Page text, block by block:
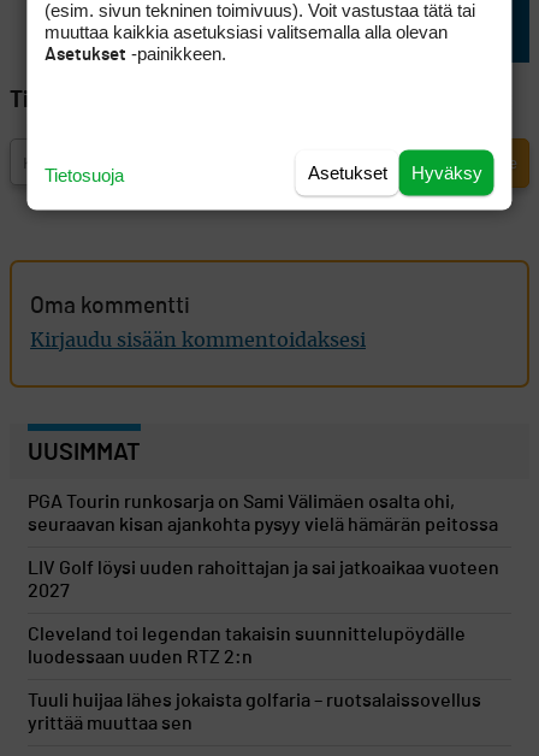
Tourin kisassa
Himmerlandissa
Tilaa Golfpisteen uutiskirje
Oma kommentti
Kirjaudu sisään kommentoidaksesi
UUSIMMAT
PGA Tourin runkosarja on Sami Välimäen osalta ohi,
seuraavan kisan ajankohta pysyy vielä hämärän peitossa
LIV Golf löysi uuden rahoittajan ja sai jatkoaikaa vuoteen
2027
Cleveland toi legendan takaisin suunnittelupöydälle
luodessaan uuden RTZ 2:n
Tuuli huijaa lähes jokaista golfaria – ruotsalaissovellus
yrittää muuttaa sen
(esim. sivun tekninen toimivuus). Voit vastustaa tätä tai
muuttaa kaikkia asetuksiasi valitsemalla alla olevan
Asetukset -painikkeen.
Hyväksy
Asetukset
Tietosuoja